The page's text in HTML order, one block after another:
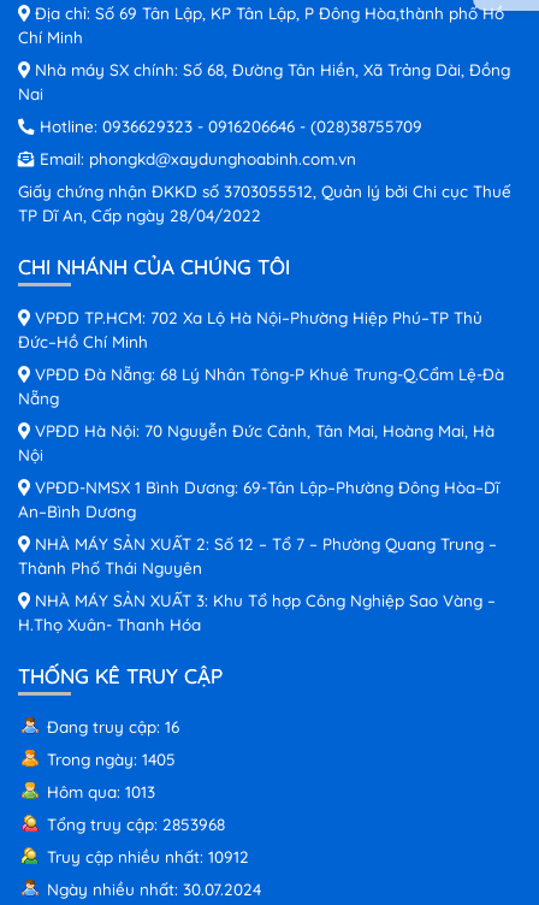
Địa chỉ: Số 69 Tân Lập, KP Tân Lập, P Đông Hòa,thành phố Hồ
Chí Minh
Nhà máy SX chính: Số 68, Đường Tân Hiền, Xã Trảng Dài, Đồng
Nai
Hotline: 0936629323 - 0916206646 - (028)38755709
Email: phongkd@xaydunghoabinh.com.vn
Giấy chứng nhận ĐKKD số 3703055512, Quản lý bởi Chi cục Thuế
TP Dĩ An, Cấp ngày 28/04/2022
CHI NHÁNH CỦA CHÚNG TÔI
VPĐD TP.HCM: 702 Xa Lộ Hà Nội–Phường Hiệp Phú–TP Thủ
Đức–Hồ Chí Minh
VPĐD Đà Nẵng: 68 Lý Nhân Tông-P Khuê Trung-Q.Cẩm Lệ-Đà
Nẵng
VPĐD Hà Nội: 70 Nguyễn Đức Cảnh, Tân Mai, Hoàng Mai, Hà
Nội
VPĐD-NMSX 1 Bình Dương: 69-Tân Lập–Phường Đông Hòa–Dĩ
An–Bình Dương
NHÀ MÁY SẢN XUẤT 2: Số 12 – Tổ 7 – Phường Quang Trung –
Thành Phố Thái Nguyên
NHÀ MÁY SẢN XUẤT 3: Khu Tổ hợp Công Nghiệp Sao Vàng –
H.Thọ Xuân- Thanh Hóa
THỐNG KÊ TRUY CẬP
Đang truy cập: 16
Trong ngày: 1405
Hôm qua: 1013
Tổng truy cập: 2853968
Truy cập nhiều nhất: 10912
Ngày nhiều nhất: 30.07.2024